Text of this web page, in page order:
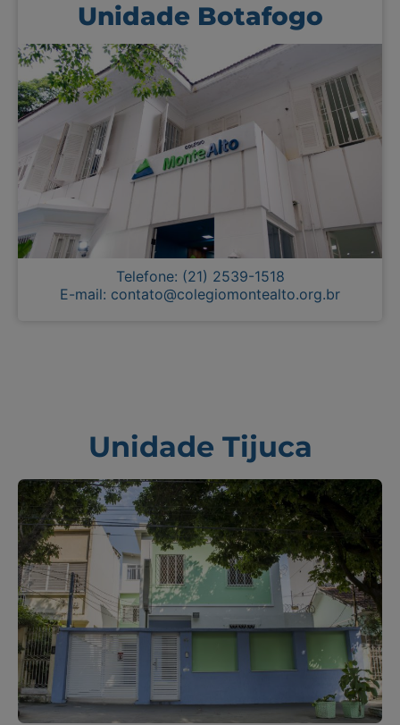
Unidade Botafogo
Telefone: (21) 2539-1518
E-mail: contato@colegiomontealto.org.br
Unidade Tijuca